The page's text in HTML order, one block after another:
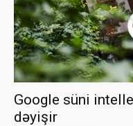
Google süni
dəyişir